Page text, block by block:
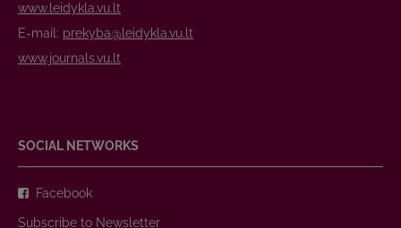
www.leidykla.vu.lt
E-mail: prekyba@leidykla.vu.lt
www.journals.vu.lt
SOCIAL NETWORKS
Facebook
Subscribe to Newsletter